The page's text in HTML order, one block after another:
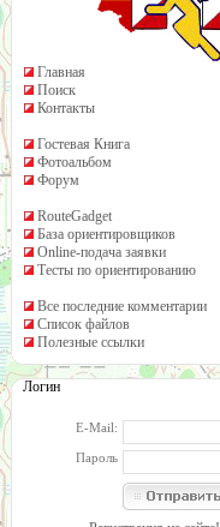
Главная
Поиск
Контакты
Гостевая Книга
Фотоальбом
Форум
RouteGadget
База ориентировщиков
Online-подача заявки
Тесты по ориентированию
Все последние комментарии
Список файлов
Полезные ссылки
Логин
E-Mail:
Пароль